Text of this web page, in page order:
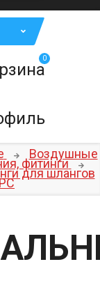
0
Воздушные
фитинги
для шлангов